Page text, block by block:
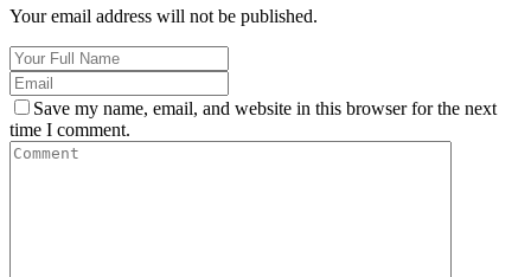
Your email address will not be published.
Save my name, email, and website in this browser for the next
time I comment.